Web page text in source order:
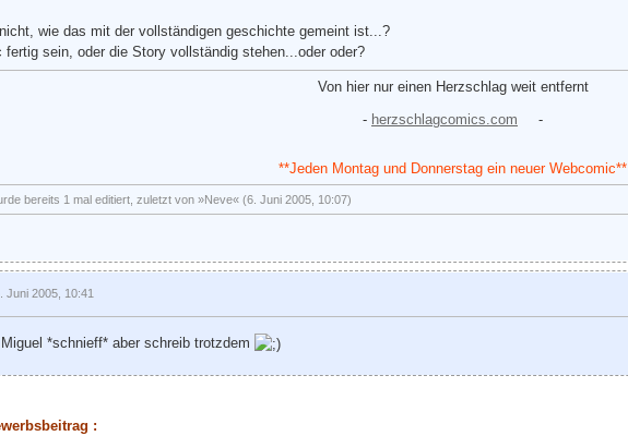
wie das mit der vollständigen geschichte gemeint ist...?
fertig sein, oder die Story vollständig stehen...oder oder?
Von hier nur einen Herzschlag weit entfernt
- herzschlagcomics.com -
**Jeden Montag und Donnerstag ein neuer Webcomic**
bereits 1 mal editiert, zuletzt von »Neve« (6. Juni 2005, 10:07)
Juni 2005, 10:41
*schnieff* aber schreib trotzdem
: